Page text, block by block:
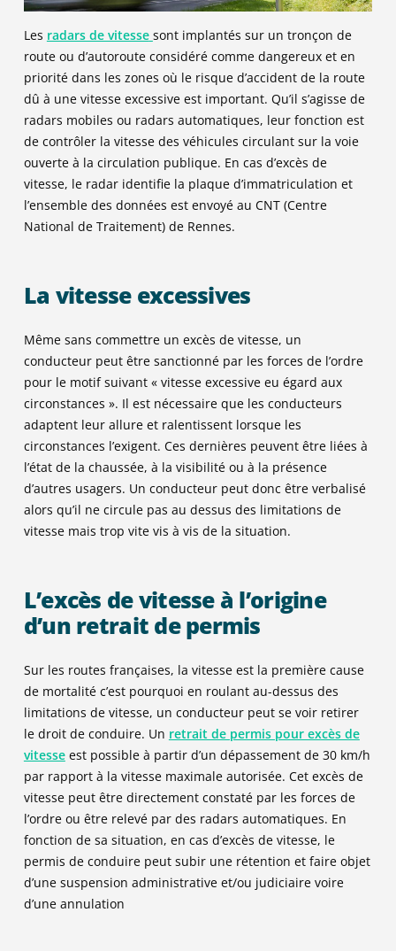
3
-6
Les radars de vitesse sont implantés sur un tronçon de
route ou d’autoroute considéré comme dangereux et en
priorité dans les zones où le risque d’accident de la route
dû à une vitesse excessive est important. Qu’il s’agisse de
radars mobiles ou radars automatiques, leur fonction est
de contrôler la vitesse des véhicules circulant sur la voie
ouverte à la circulation publique. En cas d’excès de
vitesse, le radar identifie la plaque d’immatriculation et
l’ensemble des données est envoyé au CNT (Centre
National de Traitement) de Rennes.
La vitesse excessives
Même sans commettre un excès de vitesse, un
conducteur peut être sanctionné par les forces de l’ordre
pour le motif suivant « vitesse excessive eu égard aux
circonstances ». Il est nécessaire que les conducteurs
adaptent leur allure et ralentissent lorsque les
circonstances l’exigent. Ces dernières peuvent être liées à
l’état de la chaussée, à la visibilité ou à la présence
d’autres usagers. Un conducteur peut donc être verbalisé
alors qu’il ne circule pas au dessus des limitations de
vitesse mais trop vite vis à vis de la situation.
L’excès de vitesse à l’origine
d’un retrait de permis
Sur les routes françaises, la vitesse est la première cause
de mortalité c’est pourquoi en roulant au-dessus des
limitations de vitesse, un conducteur peut se voir retirer
le droit de conduire. Un retrait de permis pour excès de
vitesse est possible à partir d’un dépassement de 30 km/h
par rapport à la vitesse maximale autorisée. Cet excès de
vitesse peut être directement constaté par les forces de
l’ordre ou être relevé par des radars automatiques. En
fonction de sa situation, en cas d’excès de vitesse, le
permis de conduire peut subir une rétention et faire objet
d’une suspension administrative et/ou judiciaire voire
d’une annulation